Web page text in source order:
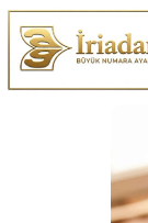
Büyük ve